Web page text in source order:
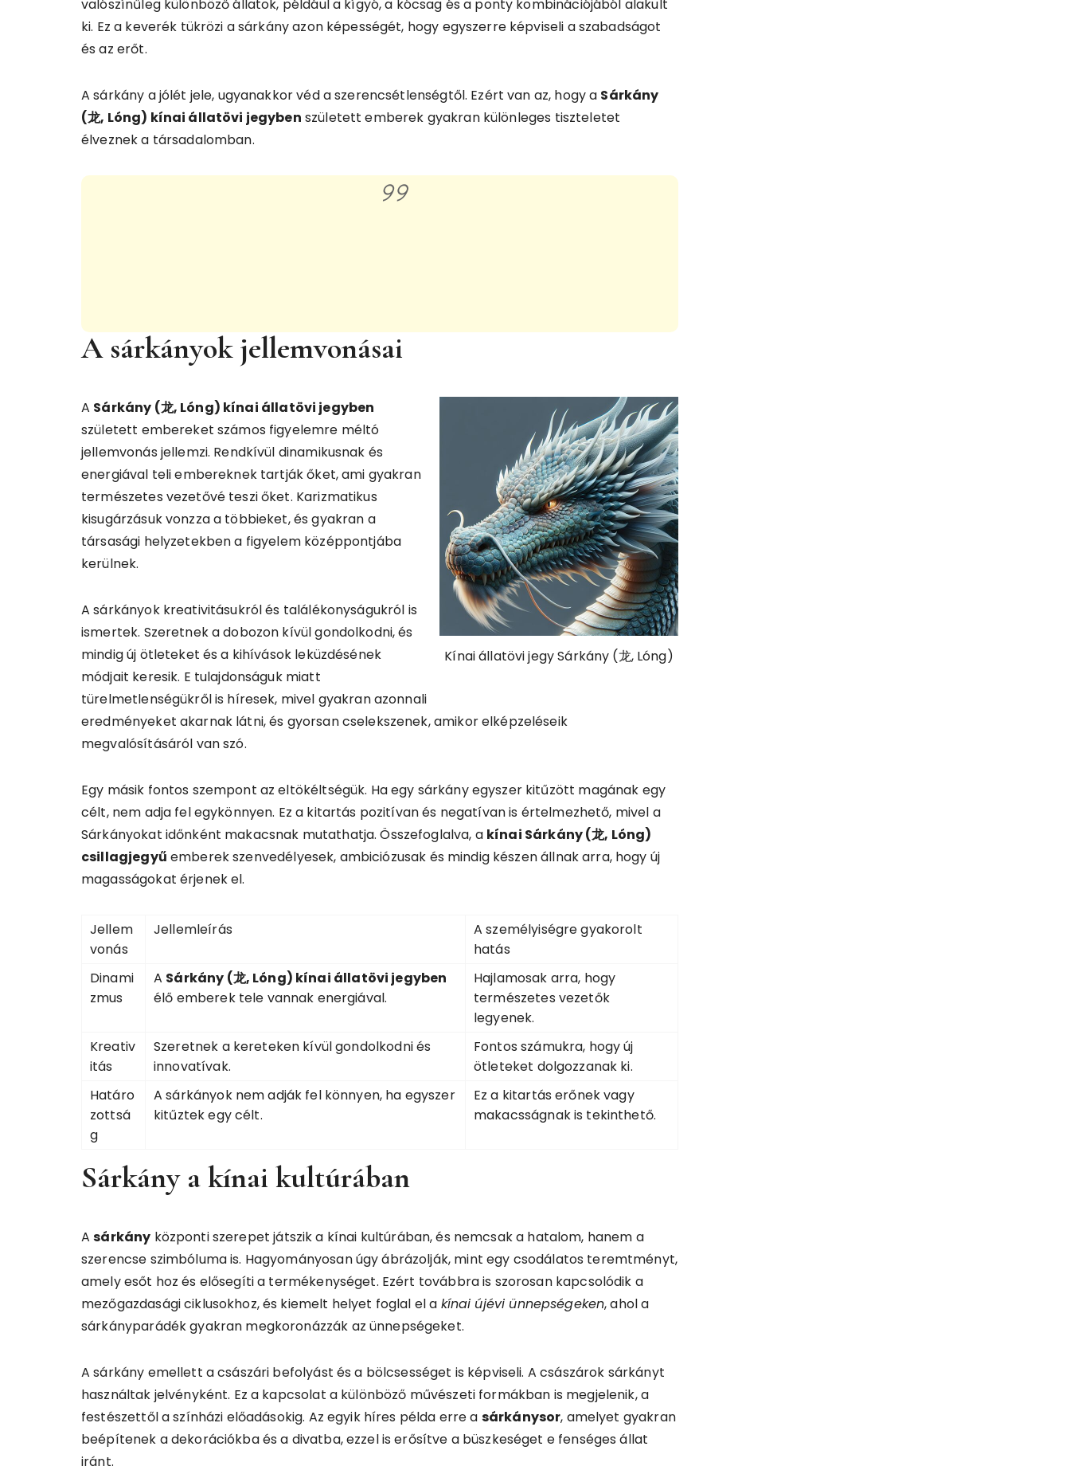
valószínűleg különböző állatok, például a kígyó, a kócsag és a ponty kombinációjából alakult
ki. Ez a keverék tükrözi a sárkány azon képességét, hogy egyszerre képviseli a szabadságot
és az erőt.
A sárkány a jólét jele, ugyanakkor véd a szerencsétlenségtől. Ezért van az, hogy a Sárkány
(龙, Lóng) kínai állatövi jegyben született emberek gyakran különleges tiszteletet
élveznek a társadalomban.
A sárkányok jellemvonásai
Kínai állatövi jegy Sárkány (龙, Lóng)
A Sárkány (龙, Lóng) kínai állatövi jegyben
született embereket számos figyelemre méltó
jellemvonás jellemzi. Rendkívül dinamikusnak és
energiával teli embereknek tartják őket, ami gyakran
természetes vezetővé teszi őket. Karizmatikus
kisugárzásuk vonzza a többieket, és gyakran a
társasági helyzetekben a figyelem középpontjába
kerülnek.
A sárkányok kreativitásukról és találékonyságukról is
ismertek. Szeretnek a dobozon kívül gondolkodni, és
mindig új ötleteket és a kihívások leküzdésének
módjait keresik. E tulajdonságuk miatt
türelmetlenségükről is híresek, mivel gyakran azonnali
eredményeket akarnak látni, és gyorsan cselekszenek, amikor elképzeléseik
megvalósításáról van szó.
Egy másik fontos szempont az eltökéltségük. Ha egy sárkány egyszer kitűzött magának egy
célt, nem adja fel egykönnyen. Ez a kitartás pozitívan és negatívan is értelmezhető, mivel a
Sárkányokat időnként makacsnak mutathatja. Összefoglalva, a kínai Sárkány (龙, Lóng)
csillagjegyű emberek szenvedélyesek, ambiciózusak és mindig készen állnak arra, hogy új
magasságokat érjenek el.
Jellem
vonás
Jellemleírás
A személyiségre gyakorolt
hatás
Dinami
zmus
A Sárkány (龙, Lóng) kínai állatövi jegyben
élő emberek tele vannak energiával.
Hajlamosak arra, hogy
természetes vezetők
legyenek.
Kreativ
itás
Szeretnek a kereteken kívül gondolkodni és
innovatívak.
Fontos számukra, hogy új
ötleteket dolgozzanak ki.
Határo
zottsá
g
A sárkányok nem adják fel könnyen, ha egyszer
kitűztek egy célt.
Ez a kitartás erőnek vagy
makacsságnak is tekinthető.
Sárkány a kínai kultúrában
Asárkány központi szerepet játszik a kínai kultúrában, és nemcsak a hatalom, hanem a
szerencse szimbóluma is. Hagyományosan úgy ábrázolják, mint egy csodálatos teremtményt,
amely esőt hoz és elősegíti a termékenységet. Ezért továbbra is szorosan kapcsolódik a
mezőgazdasági ciklusokhoz, és kiemelt helyet foglal el a kínai újévi ünnepségeken, ahol a
sárkányparádék gyakran megkoronázzák az ünnepségeket.
A sárkány emellett a császári befolyást és a bölcsességet is képviseli. A császárok sárkányt
használtak jelvényként. Ez a kapcsolat a különböző művészeti formákban is megjelenik, a
festészettől a színházi előadásokig. Az egyik híres példa erre a sárkánysor, amelyet gyakran
beépítenek a dekorációkba és a divatba, ezzel is erősítve a büszkeséget e fenséges állat
iránt.